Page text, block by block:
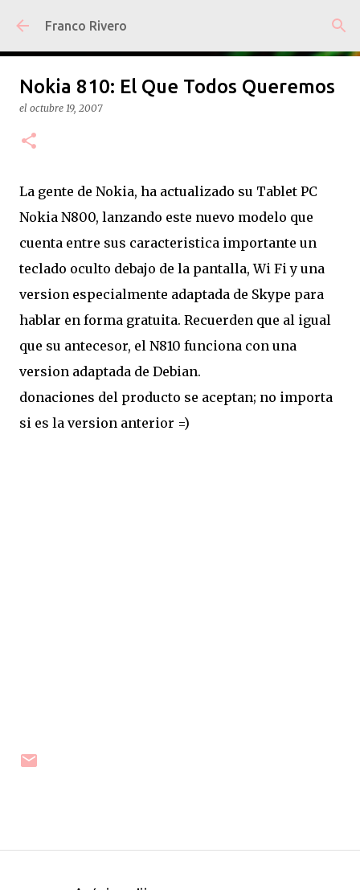
Ir al contenido principal
Franco Rivero
Nokia 810: El Que Todos Queremos
el octubre 19, 2007
La gente de Nokia, ha actualizado su Tablet PC
Nokia N800, lanzando este nuevo modelo que
cuenta entre sus caracteristica importante un
teclado oculto debajo de la pantalla, Wi Fi y una
version especialmente adaptada de Skype para
hablar en forma gratuita. Recuerden que al igual
que su antecesor, el N810 funciona con una
version adaptada de Debian.
donaciones del producto se aceptan; no importa
si es la version anterior =)